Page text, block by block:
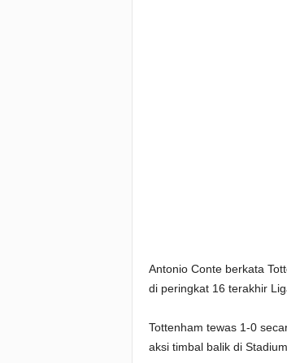
Antonio Conte berkata
di peringkat 16 terakhir
Tottenham tewas 1-0
aksi timbal balik di